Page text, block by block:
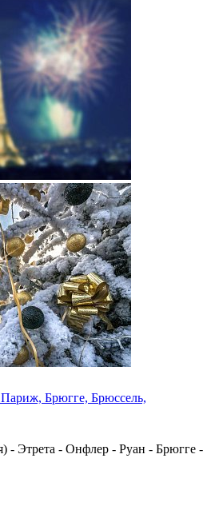
Брюгге, Брюссель,
- Этрета - Онфлер - Руан - Брюгге -